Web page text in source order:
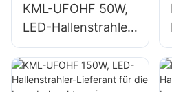
KML-UFOHF 50W,
LED-Hallenstrahler-
Lieferant für
Industrieanlagen,
Lagerhallen und